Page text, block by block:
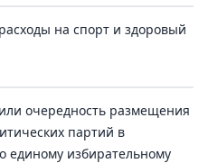
на спорт и здоровый
очередность размещения
партий в
единому избирательному